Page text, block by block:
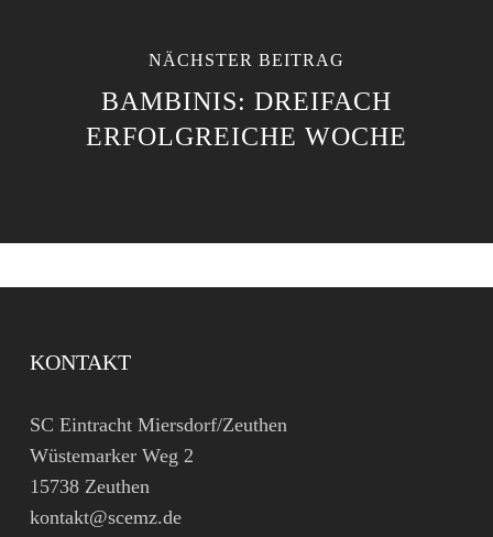
NÄCHSTER BEITRAG
BAMBINIS: DREIFACH
ERFOLGREICHE WOCHE
KONTAKT
SC Eintracht Miersdorf/Zeuthen
Wüstemarker Weg 2
15738 Zeuthen
kontakt@scemz.de